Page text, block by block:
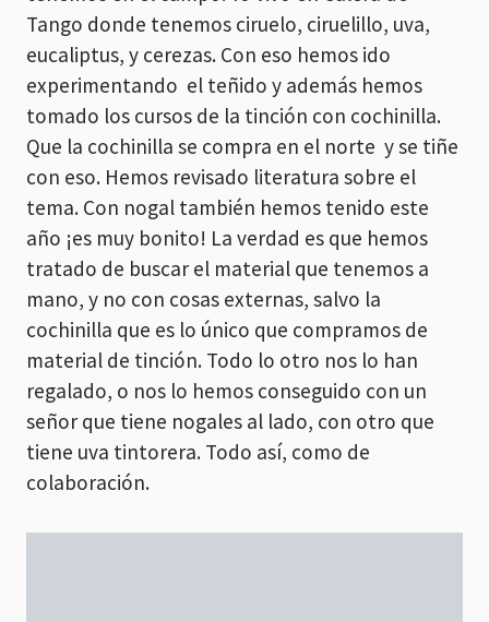
Tango donde tenemos ciruelo, ciruelillo, uva,
eucaliptus, y cerezas. Con eso hemos ido
experimentando el teñido y además hemos
tomado los cursos de la tinción con cochinilla.
Que la cochinilla se compra en el norte y se tiñe
con eso. Hemos revisado literatura sobre el
tema. Con nogal también hemos tenido este
año ¡es muy bonito! La verdad es que hemos
tratado de buscar el material que tenemos a
mano, y no con cosas externas, salvo la
cochinilla que es lo único que compramos de
material de tinción. Todo lo otro nos lo han
regalado, o nos lo hemos conseguido con un
señor que tiene nogales al lado, con otro que
tiene uva tintorera. Todo así, como de
colaboración.